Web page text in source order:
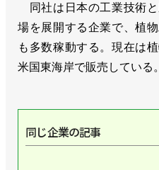
同社は日本の工業技術
場を展開する企業で、植
も多数稼動する。現在は
米国東海岸で販売している。
同じ企業の記事